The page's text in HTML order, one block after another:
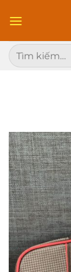
đến
dung
Tìm
kiếm: